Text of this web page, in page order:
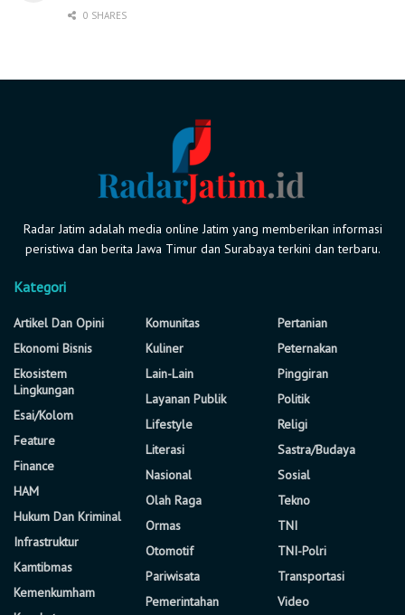
0 SHARES
Radar Jatim adalah media online Jatim yang memberikan informasi
peristiwa dan berita Jawa Timur dan Surabaya terkini dan terbaru.
Kategori
Artikel Dan Opini
Ekonomi Bisnis
Ekosistem
Lingkungan
Esai/Kolom
Feature
Finance
HAM
Hukum Dan Kriminal
Infrastruktur
Kamtibmas
Kemenkumham
Komunitas
Kuliner
Lain-Lain
Layanan Publik
Lifestyle
Literasi
Nasional
Olah Raga
Ormas
Otomotif
Pariwisata
Pemerintahan
Pertanian
Peternakan
Pinggiran
Politik
Religi
Sastra/Budaya
Sosial
Tekno
TNI
TNI-Polri
Transportasi
Video